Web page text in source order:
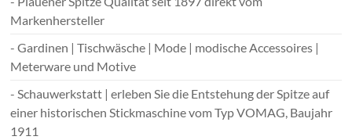
Markenhersteller
- Gardinen | Tischwäsche | Mode | modische Accessoires |
Meterware und Motive
- Schauwerkstatt | erleben Sie die Entstehung der Spitze auf
einer historischen Stickmaschine vom Typ VOMAG, Baujahr
1911